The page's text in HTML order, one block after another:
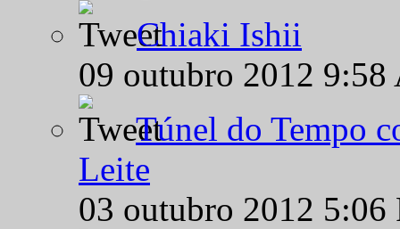
Chiaki Ishii
09 outubro 2012
Túnel do Tempo
Leite
03 outubro 2012